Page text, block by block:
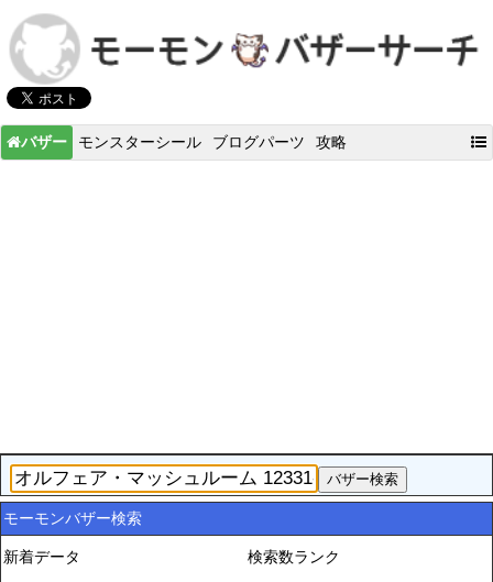
バザー モンスターシール ブログパーツ 攻略
モーモンバザー検索
新着データ
検索数ランク